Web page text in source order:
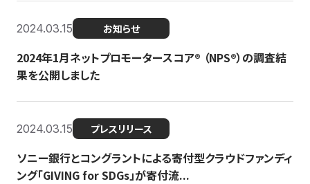
2024.03.15 お知らせ
2024年1月ネットプロモータースコア®︎ （NPS®︎）の調査結
果を公開しました
2024.03.15 プレスリリース
ソニー銀行とコングラントによる寄付型クラウドファンディ
ング「GIVING for SDGs」が寄付流...